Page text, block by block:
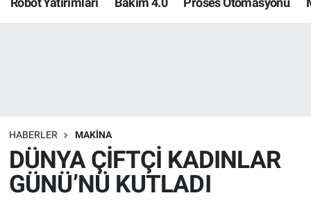
HABERLER MAKINA
DÜNYA ÇİFTÇİ KADINLAR
GÜNÜ’NÜ KUTLADI
Depolama Çözümleri
İnşaat ve Malzeme